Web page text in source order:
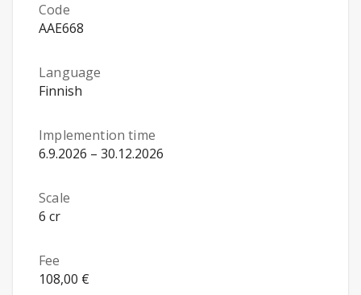
Code
AAE668
Language
Finnish
Implemention time
6.9.2026 – 30.12.2026
Scale
6 cr
Fee
108,00 €